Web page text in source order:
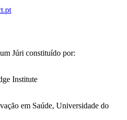
Júri constituído por:
Institute
em Saúde, Universidade do